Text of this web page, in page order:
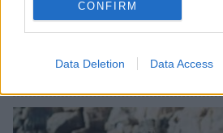
CONFIRM
Data Deletion Data Access